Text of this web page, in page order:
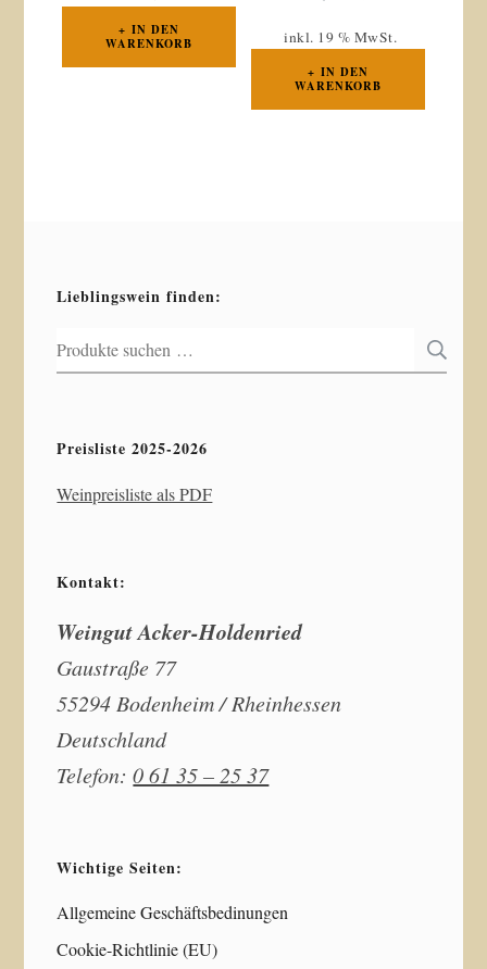
IN DEN
WARENKORB
inkl. 19 % MwSt.
IN DEN
WARENKORB
Lieblingswein finden:
Suchen
nach:
Preisliste 2025-2026
Weinpreisliste als PDF
Kontakt:
Weingut Acker-Holdenried
Gaustraße 77
55294 Bodenheim / Rheinhessen
Deutschland
Telefon:0 61 35 – 25 37
Wichtige Seiten:
Allgemeine Geschäftsbedinungen
Cookie-Richtlinie (EU)